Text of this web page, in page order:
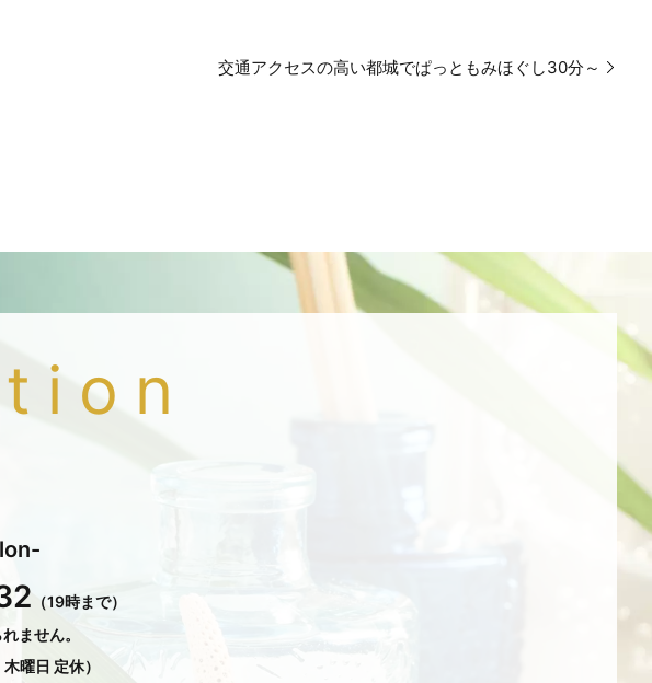
交通アクセスの高い都城でぱっともみほぐし30分～
（19時まで）
ません。
曜日 定休）